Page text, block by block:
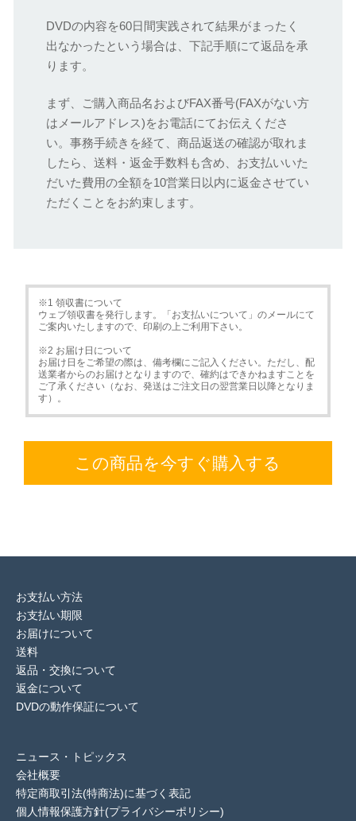
DVDの内容を60日間実践されて結果がまったく
出なかったという場合は、下記手順にて返品を承
ります。
まず、ご購入商品名およびFAX番号(FAXがない方
はメールアドレス)をお電話にてお伝えくださ
い。事務手続きを経て、商品返送の確認が取れま
したら、送料・返金手数料も含め、お支払いいた
だいた費用の全額を10営業日以内に返金させてい
ただくことをお約束します。
※1 領収書について
ウェブ領収書を発行します。「お支払いについて」のメールにて
ご案内いたしますので、印刷の上ご利用下さい。
※2 お届け日について
お届け日をご希望の際は、備考欄にご記入ください。ただし、配
送業者からのお届けとなりますので、確約はできかねますことを
ご了承ください（なお、発送はご注文日の翌営業日以降となりま
す）。
この商品を今すぐ購入する
お支払い方法
お支払い期限
お届けについて
送料
返品・交換について
返金について
DVDの動作保証について
ニュース・トピックス
会社概要
特定商取引法(特商法)に基づく表記
個人情報保護方針(プライバシーポリシー)